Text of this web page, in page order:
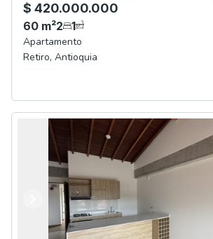
$ 420.000.000
60 m²2 1
Apartamento
Retiro, Antioquia
Anterior
Siguiente